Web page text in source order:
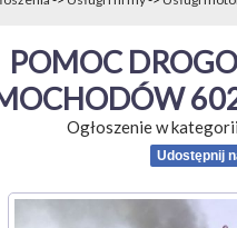
POMOC
Ogłoszenie w
Udostępnij